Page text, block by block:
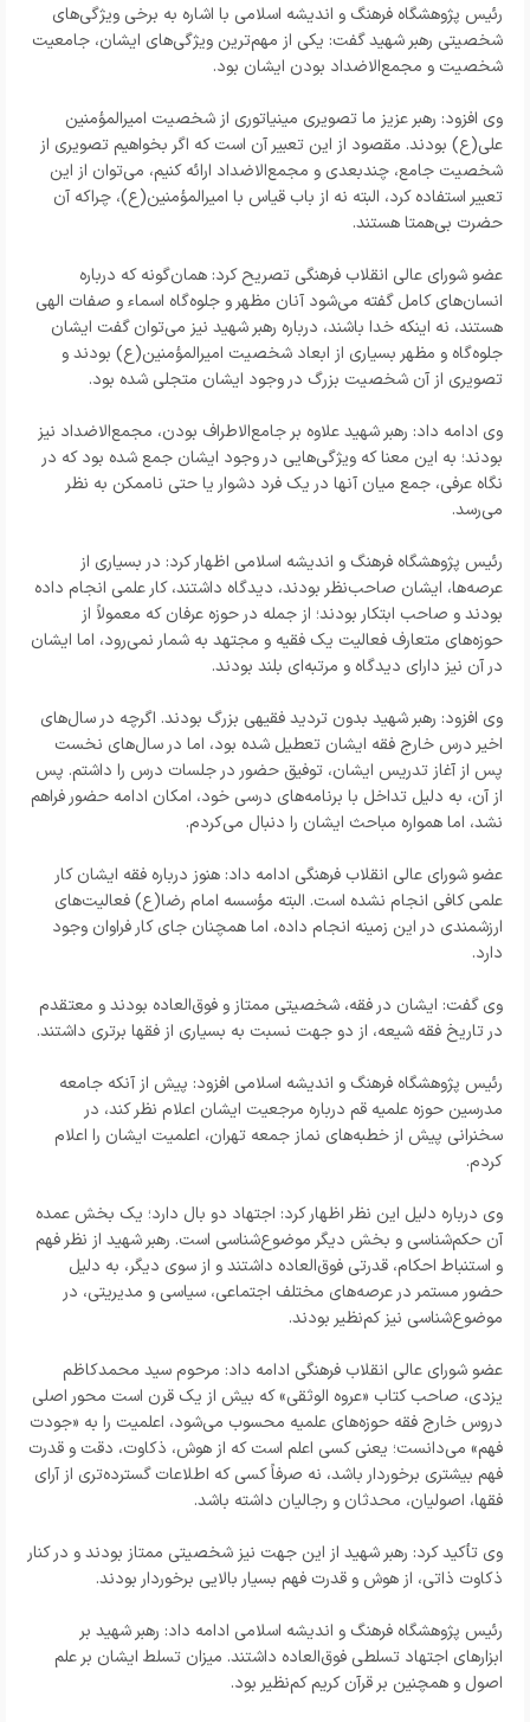
رئیس پژوهشگاه فرهنگ و اندیشه اسلامی با اشاره به برخی ویژگی‌های
شخصیتی رهبر شهید گفت: یکی از مهم‌ترین ویژگی‌های ایشان، جامعیت
شخصیت و مجمع‌الاضداد بودن ایشان بود.
وی افزود: رهبر عزیز ما تصویری مینیاتوری از شخصیت امیرالمؤمنین
علی(ع) بودند. مقصود از این تعبیر آن است که اگر بخواهیم تصویری از
شخصیت جامع، چندبعدی و مجمع‌الاضداد ارائه کنیم، می‌توان از این
تعبیر استفاده کرد، البته نه از باب قیاس با امیرالمؤمنین(ع)، چراکه آن
حضرت بی‌همتا هستند.
عضو شورای عالی انقلاب فرهنگی تصریح کرد: همان‌گونه که درباره
انسان‌های کامل گفته می‌شود آنان مظهر و جلوه‌گاه اسماء و صفات الهی
هستند، نه اینکه خدا باشند، درباره رهبر شهید نیز می‌توان گفت ایشان
جلوه‌گاه و مظهر بسیاری از ابعاد شخصیت امیرالمؤمنین(ع) بودند و
تصویری از آن شخصیت بزرگ در وجود ایشان متجلی شده بود.
وی ادامه داد: رهبر شهید علاوه بر جامع‌الاطراف بودن، مجمع‌الاضداد نیز
بودند؛ به این معنا که ویژگی‌هایی در وجود ایشان جمع شده بود که در
نگاه عرفی، جمع میان آنها در یک فرد دشوار یا حتی ناممکن به نظر
می‌رسد.
رئیس پژوهشگاه فرهنگ و اندیشه اسلامی اظهار کرد: در بسیاری از
عرصه‌ها، ایشان صاحب‌نظر بودند، دیدگاه داشتند، کار علمی انجام داده
بودند و صاحب ابتکار بودند؛ از جمله در حوزه عرفان که معمولاً از
حوزه‌های متعارف فعالیت یک فقیه و مجتهد به شمار نمی‌رود، اما ایشان
در آن نیز دارای دیدگاه و مرتبه‌ای بلند بودند.
وی افزود: رهبر شهید بدون تردید فقیهی بزرگ بودند. اگرچه در سال‌های
اخیر درس خارج فقه ایشان تعطیل شده بود، اما در سال‌های نخست
پس از آغاز تدریس ایشان، توفیق حضور در جلسات درس را داشتم. پس
از آن، به دلیل تداخل با برنامه‌های درسی خود، امکان ادامه حضور فراهم
نشد، اما همواره مباحث ایشان را دنبال می‌کردم.
عضو شورای عالی انقلاب فرهنگی ادامه داد: هنوز درباره فقه ایشان کار
علمی کافی انجام نشده است. البته مؤسسه امام رضا(ع) فعالیت‌های
ارزشمندی در این زمینه انجام داده، اما همچنان جای کار فراوان وجود
دارد.
وی گفت: ایشان در فقه، شخصیتی ممتاز و فوق‌العاده بودند و معتقدم
در تاریخ فقه شیعه، از دو جهت نسبت به بسیاری از فقها برتری داشتند.
رئیس پژوهشگاه فرهنگ و اندیشه اسلامی افزود: پیش از آنکه جامعه
مدرسین حوزه علمیه قم درباره مرجعیت ایشان اعلام نظر کند، در
سخنرانی پیش از خطبه‌های نماز جمعه تهران، اعلمیت ایشان را اعلام
کردم.
وی درباره دلیل این نظر اظهار کرد: اجتهاد دو بال دارد؛ یک بخش عمده
آن حکم‌شناسی و بخش دیگر موضوع‌شناسی است. رهبر شهید از نظر فهم
و استنباط احکام، قدرتی فوق‌العاده داشتند و از سوی دیگر، به دلیل
حضور مستمر در عرصه‌های مختلف اجتماعی، سیاسی و مدیریتی، در
موضوع‌شناسی نیز کم‌نظیر بودند.
عضو شورای عالی انقلاب فرهنگی ادامه داد: مرحوم سید محمدکاظم
یزدی، صاحب کتاب «عروه الوثقی» که بیش از یک قرن است محور اصلی
دروس خارج فقه حوزه‌های علمیه محسوب می‌شود، اعلمیت را به «جودت
فهم» می‌دانست؛ یعنی کسی اعلم است که از هوش، ذکاوت، دقت و قدرت
فهم بیشتری برخوردار باشد، نه صرفاً کسی که اطلاعات گسترده‌تری از آرای
فقها، اصولیان، محدثان و رجالیان داشته باشد.
وی تأکید کرد: رهبر شهید از این جهت نیز شخصیتی ممتاز بودند و در کنار
ذکاوت ذاتی، از هوش و قدرت فهم بسیار بالایی برخوردار بودند.
رئیس پژوهشگاه فرهنگ و اندیشه اسلامی ادامه داد: رهبر شهید بر
ابزارهای اجتهاد تسلطی فوق‌العاده داشتند. میزان تسلط ایشان بر علم
اصول و همچنین بر قرآن کریم کم‌نظیر بود.